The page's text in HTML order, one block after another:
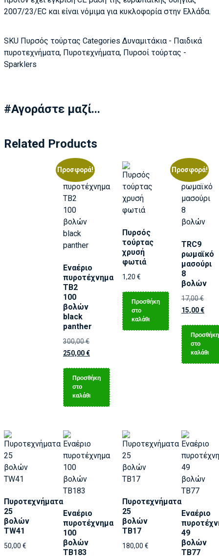
2007/23/EC και είναι νόμιμα για κυκλοφορία στην Ελλάδα.
SKU Πυρσός τούρτας Categories Δυναμιτάκια - Παιδικά
πυροτεχνήματα, Πυροτεχνήματα, Πυρσοί τούρτας -
Sparklers
#Αγοράστε μαζί...
Related Products
Προσφορά!
Εναέριο
πυροτέχνημα
ΤΒ2
100
βολών
black
panther
300,00€
250,00€
Προσθήκη
στο
καλάθι
Πυρσός
τούρτας
χρυσή
φωτιά
1,20 €
Προσθήκη
στο
καλάθι
Προσφορά!
TRC9
ρωμαϊκό
μασούρι
8
βολών
17,00€
15,00€
Προσθήκη
στο
καλάθι
Πυροτεχνήματα
25
βολών
ΤW41
50,00 €
Εναέριο
πυροτέχνημα
100
βολών
ΤB183
Πυροτεχνήματα
25
βολών
ΤΒ17
180,00 €
Εναέριο
49
βολών
ΤB77